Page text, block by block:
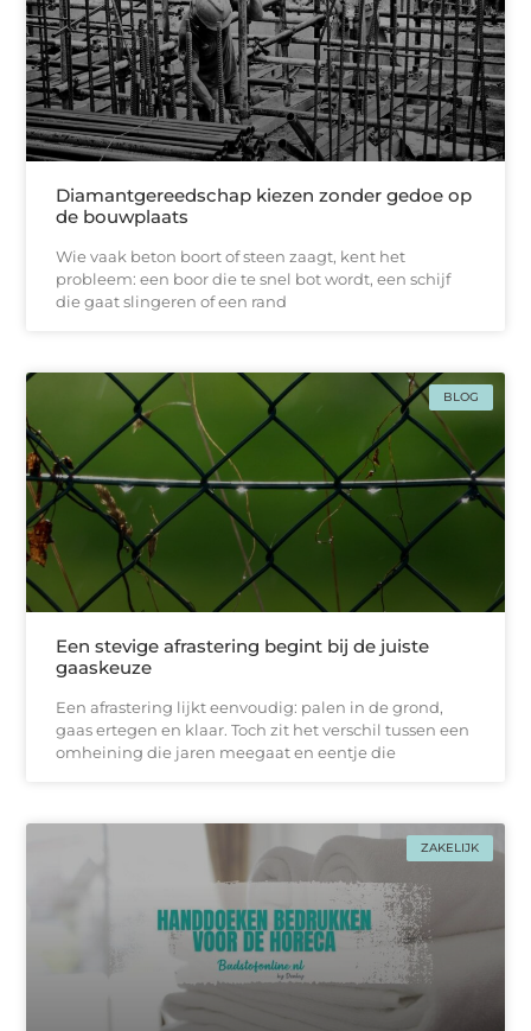
Diamantgereedschap kiezen zonder gedoe op
de bouwplaats
Wie vaak beton boort of steen zaagt, kent het
probleem: een boor die te snel bot wordt, een schijf
die gaat slingeren of een rand
BLOG
Een stevige afrastering begint bij de juiste
gaaskeuze
Een afrastering lijkt eenvoudig: palen in de grond,
gaas ertegen en klaar. Toch zit het verschil tussen een
omheining die jaren meegaat en eentje die
ZAKELIJK